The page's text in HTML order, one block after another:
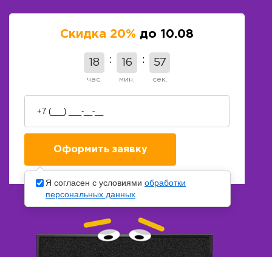
Скидка 20% до 10.08
18
час.
16
мин.
56
сек.
Я согласен с условиями обработки
персональных данных